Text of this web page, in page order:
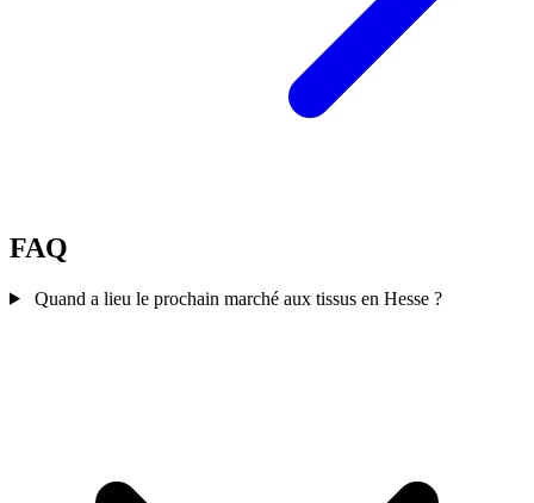
FAQ
Quand a lieu le prochain marché aux tissus en Hesse ?